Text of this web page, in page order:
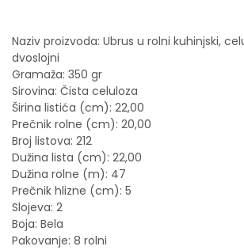
Naziv proizvoda: Ubrus u rolni kuhinjski,
dvoslojni
Gramaža: 350 gr
Sirovina: Čista celuloza
Širina listića (cm): 22,00
Prečnik rolne (cm): 20,00
Broj listova: 212
Dužina lista (cm): 22,00
Dužina rolne (m): 47
Prečnik hlizne (cm): 5
Slojeva: 2
Boja: Bela
Pakovanje: 8 rolni